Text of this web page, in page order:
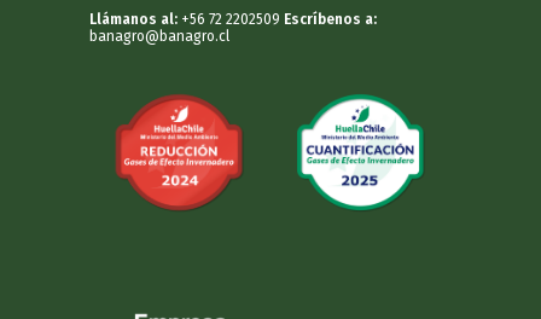
Llámanos al: +56 72 2202509 Escríbenos a:
banagro@banagro.cl